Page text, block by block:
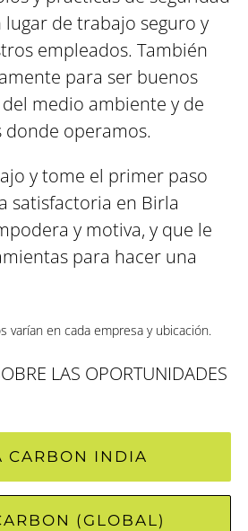
de trabajo seguro y
empleados. También
para ser buenos
medio ambiente y de
operamos.
y tome el primer paso
satisfactoria en Birla
y motiva, y que le
para hacer una
varían en cada empresa y ubicación.
LAS OPORTUNIDADES
CARBON INDIA
(GLOBAL)